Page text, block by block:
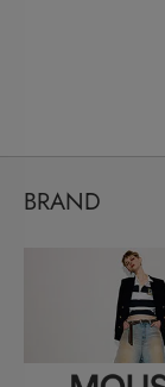
BRAND